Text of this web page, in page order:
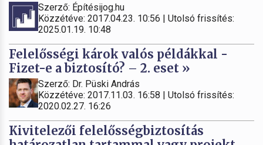
Szerző: Építésijog.hu
Közzétéve: 2017.04.23. 10:56 | Utolsó frissítés:
2025.01.19. 10:48
Felelősségi károk valós példákkal -
Fizet-e a biztosító? – 2. eset »
Szerző: Dr. Püski András
Közzétéve: 2017.11.03. 16:58 | Utolsó frissítés:
2020.02.27. 16:26
Kivitelezői felelősségbiztosítás